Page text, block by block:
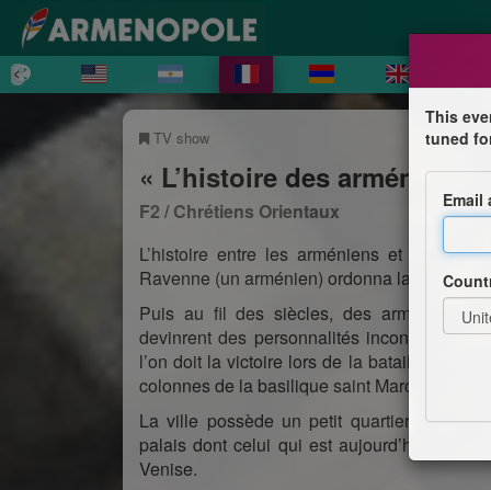
TV show
« L’histoire des arméniens
F2 / Chrétiens Orientaux
L’histoire entre les arméniens et la ville
Ravenne (un arménien) ordonna la
Puis au fil des siècles, des arméniens
devinrent des personnalités
l’on doit la victoire lors de la bataille de
colonnes de la basilique saint Marc !
La ville possède un petit quartier
palais dont celui qui est aujourd’hui
Venise.
This
tuned
Email